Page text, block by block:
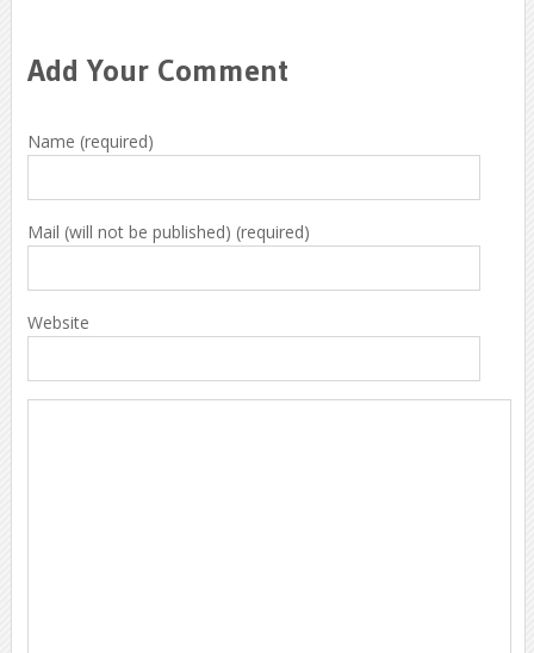
Add Your Comment
Name (required)
Mail (will not be published) (required)
Website